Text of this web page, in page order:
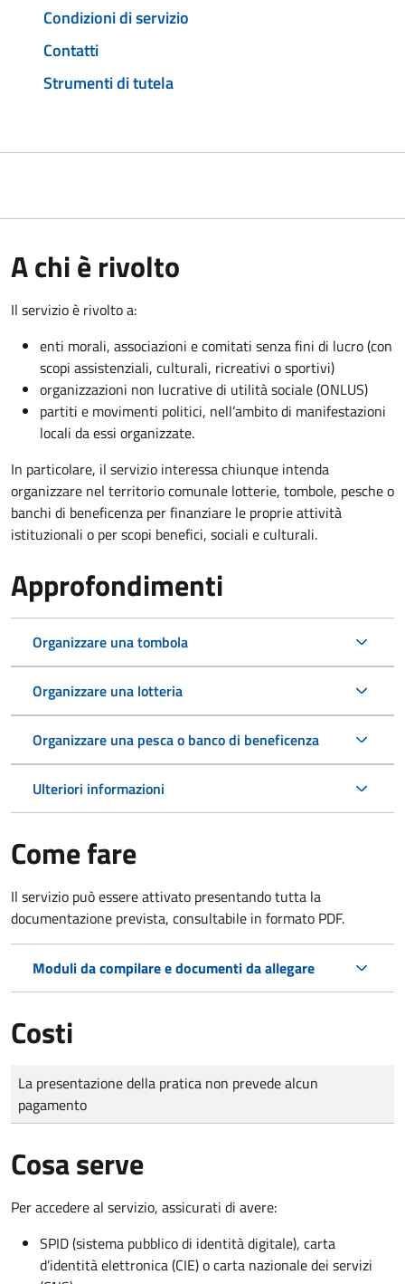
Condizioni di servizio
Contatti
Strumenti di tutela
A chi è rivolto
Il servizio è rivolto a:
enti morali, associazioni e comitati senza fini di lucro (con
scopi assistenziali, culturali, ricreativi o sportivi)
organizzazioni non lucrative di utilità sociale (ONLUS)
partiti e movimenti politici, nell’ambito di manifestazioni
locali da essi organizzate.
In particolare, il servizio interessa chiunque intenda
organizzare nel territorio comunale lotterie, tombole, pesche o
banchi di beneficenza per finanziare le proprie attività
istituzionali o per scopi benefici, sociali e culturali.
Approfondimenti
Organizzare una tombola
Organizzare una lotteria
Organizzare una pesca o banco di beneficenza
Ulteriori informazioni
Come fare
Il servizio può essere attivato presentando tutta la
documentazione prevista, consultabile in formato PDF.
Moduli da compilare e documenti da allegare
Costi
Tipo di pagamento
Importo
La presentazione della pratica non prevede alcun
pagamento
Cosa serve
Per accedere al servizio, assicurati di avere:
SPID (sistema pubblico di identità digitale), carta
d’identità elettronica (CIE) o carta nazionale dei servizi